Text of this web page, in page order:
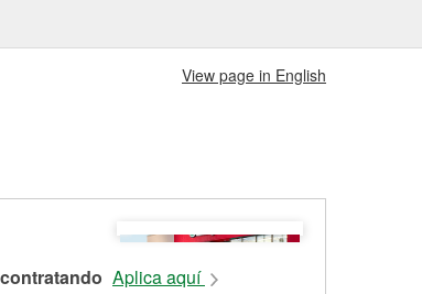
View page in English
Aplica aquí